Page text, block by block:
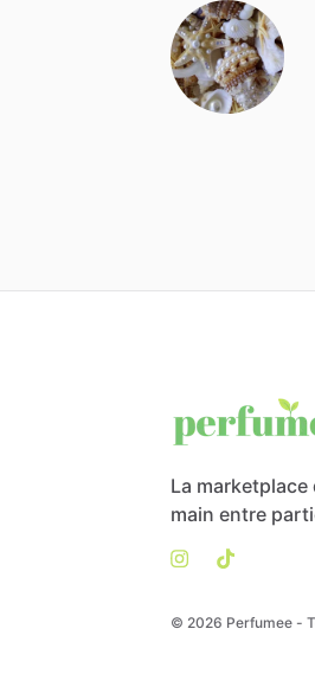
La
main entre
© 2026 Perfumee -